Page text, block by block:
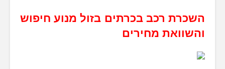
השכרת רכב בכרתים בזול מנוע חיפוש
והשוואת מחירים